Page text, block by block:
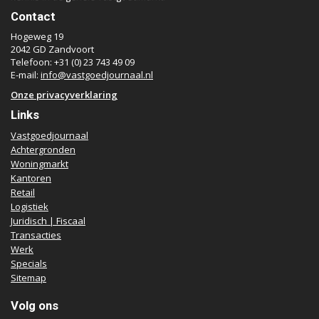
Contact
Hogeweg 19
2042 GD Zandvoort
Telefoon: +31 (0) 23 743 49 09
E-mail: info@vastgoedjournaal.nl
Onze privacyverklaring
Links
Vastgoedjournaal
Achtergronden
Woningmarkt
Kantoren
Retail
Logistiek
Juridisch | Fiscaal
Transacties
Werk
Specials
Sitemap
Volg ons